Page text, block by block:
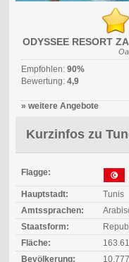
ODYSSEE RESORT
Empfohlen: 90%
Bewertung: 4,9
» weitere Angebote
Kurzinfos zu
Flagge:
Hauptstadt:
Tunis
Amtssprachen:
Staatsform:
Fläche:
Bevölkerung: